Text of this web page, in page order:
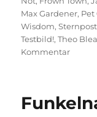
Max Gardener, Pet
Wisdom,Sternpost
Testbild!,Theo
Kommentarzu